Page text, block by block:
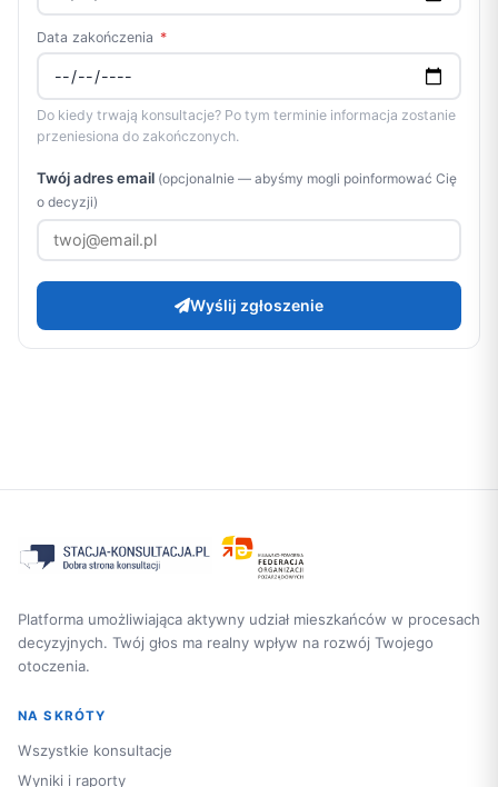
Data zakończenia *
Do kiedy trwają konsultacje? Po tym terminie informacja zostanie
przeniesiona do zakończonych.
Twój adres email (opcjonalnie — abyśmy mogli poinformować Cię
o decyzji)
Wyślij zgłoszenie
Platforma umożliwiająca aktywny udział mieszkańców w procesach
decyzyjnych. Twój głos ma realny wpływ na rozwój Twojego
otoczenia.
NA SKRÓTY
Wszystkie konsultacje
Wyniki i raporty